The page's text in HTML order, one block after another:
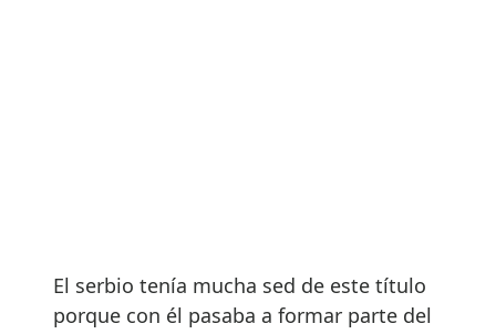
El serbio tenía mucha sed de este título
porque con él pasaba a formar parte del